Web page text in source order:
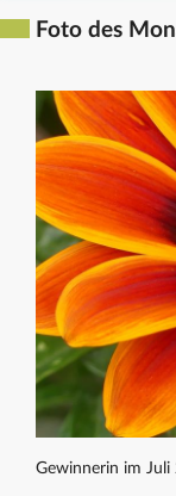
Foto des
Gewinnerin im Juli